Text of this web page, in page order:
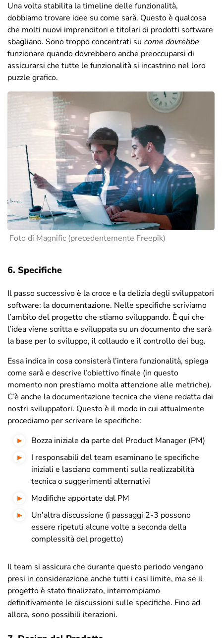
Una volta stabilita la timeline delle funzionalità,
dobbiamo trovare idee su come sarà. Questo è qualcosa
che molti nuovi imprenditori e titolari di prodotti software
sbagliano. Sono troppo concentrati su come dovrebbe
funzionare quando dovrebbero anche preoccuparsi di
assicurarsi che tutte le funzionalità si incastrino nel loro
puzzle grafico.
Foto di Magnific (precedentemente Freepik)
6. Specifiche
Il passo successivo è la croce e la delizia degli sviluppatori
software: la documentazione. Nelle specifiche scriviamo
l’ambito del progetto che stiamo sviluppando. È qui che
l’idea viene scritta e sviluppata su un documento che sarà
la base per lo sviluppo, il collaudo e il controllo dei bug.
Essa indica in cosa consisterà l’intera funzionalità, spiega
come sarà e descrive l’obiettivo finale (in questo
momento non prestiamo molta attenzione alle metriche).
C’è anche la documentazione tecnica che viene redatta dai
nostri sviluppatori. Questo è il modo in cui attualmente
procediamo per scrivere le specifiche:
Bozza iniziale da parte del Product Manager (PM)
I responsabili del team esaminano le specifiche
iniziali e lasciano commenti sulla realizzabilità
tecnica o suggerimenti alternativi
Modifiche apportate dal PM
Un’altra discussione (i passaggi 2-3 possono
essere ripetuti alcune volte a seconda della
complessità del progetto)
Il team si assicura che durante questo periodo vengano
presi in considerazione anche tutti i casi limite, ma se il
progetto è stato finalizzato, interrompiamo
definitivamente le discussioni sulle specifiche. Fino ad
allora, sono possibili iterazioni.